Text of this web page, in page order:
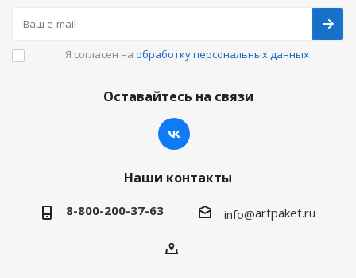
Я согласен на обработку персональных данных
Оставайтесь на связи
Наши контакты
8-800-200-37-63 info@artpaket.ru